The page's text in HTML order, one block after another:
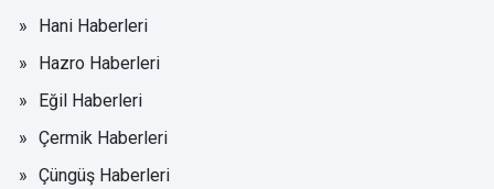
Hani Haberleri
Hazro Haberleri
Eğil Haberleri
Çermik Haberleri
Çüngüş Haberleri